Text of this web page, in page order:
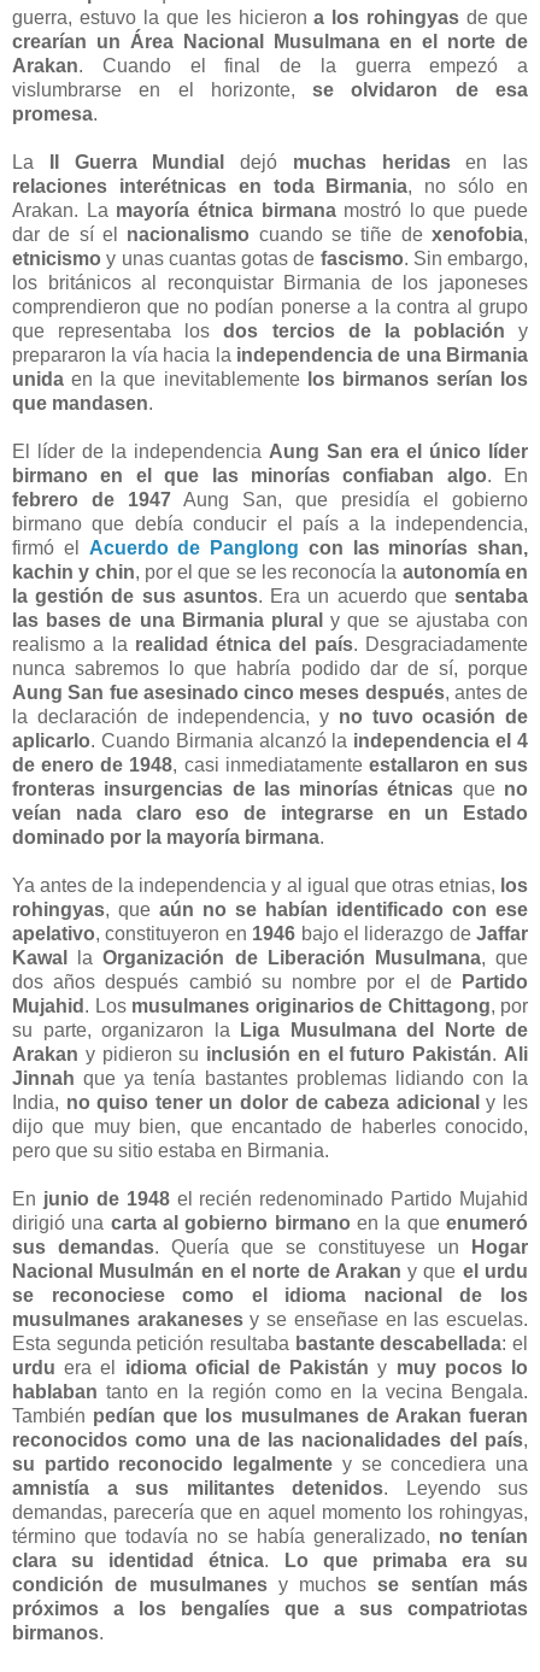
guerra, estuvo la que les hicierona los rohingyas de que
crearían un Área Nacional Musulmana en el norte de
Arakan. Cuando el final de la guerra empezó a
vislumbrarse en el horizonte,se olvidaron de esa
promesa.
La II Guerra Mundial dejó muchas heridasen las
relaciones interétnicas en toda Birmania, no sólo en
Arakan. La mayoría étnica birmanamostró lo que puede
dar de sí el nacionalismo cuando se tiñe dexenofobia,
etnicismo y unas cuantas gotas de fascismo. Sin embargo,
los británicos al reconquistar Birmania de los japoneses
comprendieron que no podían ponerse a la contra al grupo
que representaba losdos tercios de la población y
prepararon la vía hacia la independencia de una Birmania
unida en la que inevitablemente los birmanos serían los
que mandasen.
El líder de la independencia Aung San era el único líder
birmano en el que las minorías confiaban algo. En
febrero de 1947 Aung San, que presidía el gobierno
birmano que debía conducir el país a la independencia,
firmó el Acuerdo de Panglong con las minorías shan,
kachin y chin, por el que se les reconocía la autonomía en
la gestión de sus asuntos. Era un acuerdo quesentaba
las bases de una Birmania plural y que se ajustaba con
realismo a la realidad étnica del país. Desgraciadamente
nunca sabremos lo que habría podido dar de sí, porque
Aung San fue asesinado cinco meses después, antes de
la declaración de independencia, y no tuvo ocasión de
aplicarlo. Cuando Birmania alcanzó la independencia el 4
de enero de 1948, casi inmediatamente estallaron en sus
fronteras insurgencias de las minorías étnicas que no
veían nada claro eso de integrarse en un Estado
dominado por la mayoría birmana.
Ya antes de la independencia y al igual que otras etnias, los
rohingyas, que aún no se habían identificado con ese
apelativo, constituyeron en 1946 bajo el liderazgo de Jaffar
Kawal
laOrganización de Liberación Musulmana, que
dos años después cambió su nombre por el de
Partido
Mujahid . Los musulmanes originarios de Chittagong, por
su parte, organizaron la
Liga Musulmana del Norte de
Arakan y pidieron su inclusión en el futuro Pakistán. Ali
Jinnah que ya tenía bastantes problemas lidiando con la
India, no quiso tener un dolor de cabeza adicional y les
dijo que muy bien, que encantado de haberles conocido,
pero que su sitio estaba en Birmania.
En junio de 1948el recién redenominado Partido Mujahid
dirigió una carta al gobierno birmano en la queenumeró
sus demandas. Quería que se constituyese un
Hogar
Nacional Musulmán en el norte de Arakan y que el urdu
se reconociese como el idioma nacional de los
musulmanes arakanesesy se enseñase en las escuelas.
Esta segunda petición resultaba bastante descabellada: el
urdu era el idioma oficial de Pakistán y muy pocos lo
hablaban tanto en la región como en la vecina Bengala.
También pedían que los musulmanes de Arakan fueran
reconocidos como una de las nacionalidades del país,
su partido reconocido legalmente y se concediera una
amnistía a sus militantes detenidos. Leyendo sus
demandas, parecería que en aquel momento los rohingyas,
término que todavía no se había generalizado, no tenían
clara su identidad étnica.
Lo que primaba era su
condición de musulmanesy muchosse sentían más
próximos a los bengalíes que a sus compatriotas
birmanos.